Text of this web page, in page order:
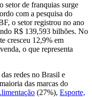
setor de franquias surge
com a pesquisa do
o setor registrou no ano
R$ 139,593 bilhões. No
cresceu 12,9% em
o que representa
redes no Brasil e
das marcas do
(27%), Esporte,